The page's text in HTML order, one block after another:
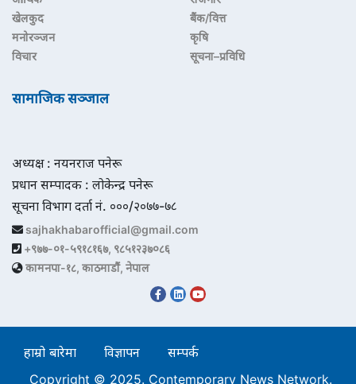
खेलकुद
मनोरञ्जन
विचार
बैंक/वित्त
कृषि
सूचना–प्रविधि
सामाजिक सञ्जाल
अध्यक्ष : नयनराज पनेरू
प्रधान सम्पादक : लोकेन्द्र पनेरू
सूचना विभाग दर्ता नं. ०००/२०७७-७८
sajhakhabarofficial@gmail.com
+९७७-०१-५९१८१६७, ९८५१२३७०८६
कामनपा-१८, काठमाडौं, नेपाल
हाम्रो बारेमा विज्ञापन
सम्पर्क
Copyright © 2025. Contemporary News Network.